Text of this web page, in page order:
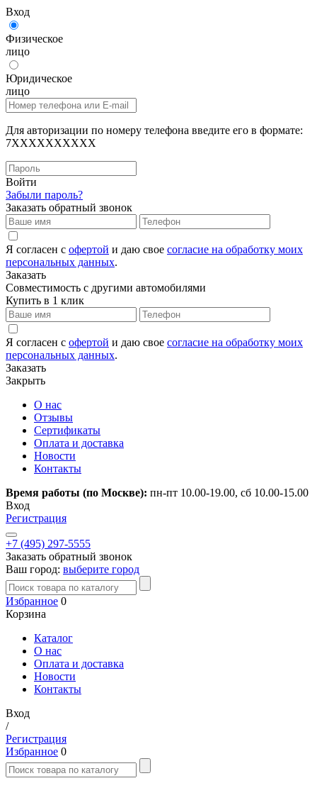
Вход
Физическое
лицо
Юридическое
лицо
Для авторизации по номеру телефона введите его в формате:
7XXXXXXXXXX
Войти
Забыли пароль?
Заказать обратный звонок
Я согласен с офертой и даю свое согласие на обработку моих
персональных данных.
Заказать
Совместимость с другими автомобилями
Купить в 1 клик
Я согласен с офертой и даю свое согласие на обработку моих
персональных данных.
Заказать
Закрыть
О нас
Отзывы
Сертификаты
Оплата и доставка
Новости
Контакты
Время работы (по Москве): пн-пт 10.00-19.00, сб 10.00-15.00
Вход
Регистрация
+7 (495) 297-5555
Заказать обратный звонок
Ваш город: выберите город
Избранное 0
Корзина
Каталог
О нас
Оплата и доставка
Новости
Контакты
Вход
/
Регистрация
Избранное 0